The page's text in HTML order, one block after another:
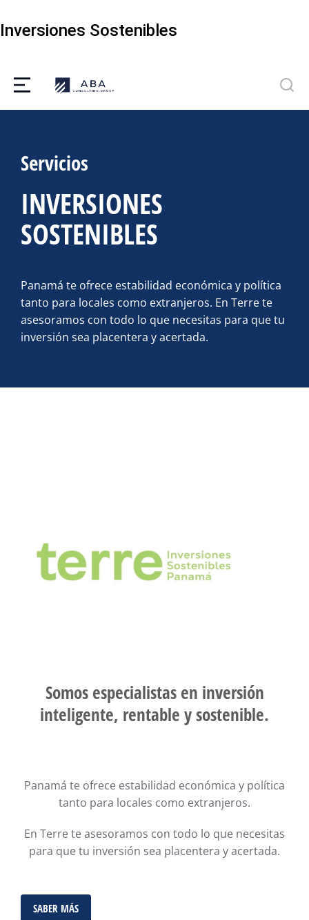
Inversiones Sostenibles
Servicios
INVERSIONES
SOSTENIBLES
Panamá te ofrece estabilidad económica y política
tanto para locales como extranjeros. En Terre te
asesoramos con todo lo que necesitas para que tu
inversión sea placentera y acertada.
Somos especialistas en inversión
inteligente, rentable y sostenible.
Panamá te ofrece estabilidad económica y política
tanto para locales como extranjeros.
En Terre te asesoramos con todo lo que necesitas
para que tu inversión sea placentera y acertada.
SABER MÁS